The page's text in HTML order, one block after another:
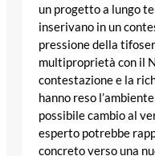
un progetto a lungo
inserivano in un
pressione della
multiproprietà con il
contestazione e la
hanno reso
possibile cambio al
esperto potrebbe
concreto verso una